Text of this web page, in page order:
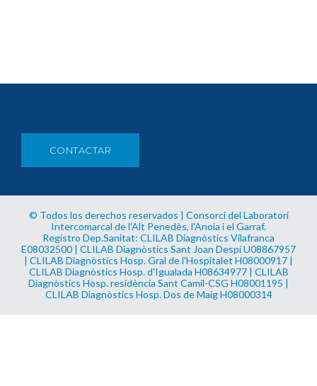
CONTACTAR
© Todos los derechos reservados | Consorci del Laboratori
Intercomarcal de l'Alt Penedès, l'Anoia i el Garraf.
Registro Dep.Sanitat: CLILAB Diagnòstics Vilafranca
E08032500 | CLILAB Diagnòstics Sant Joan Despí U08867957
| CLILAB Diagnòstics Hosp. Gral de l'Hospitalet H08000917 |
CLILAB Diagnòstics Hosp. d'Igualada H08634977 | CLILAB
Diagnòstics Hosp. residència Sant Camil-CSG H08001195 |
CLILAB Diagnòstics Hosp. Dos de Maig H08000314